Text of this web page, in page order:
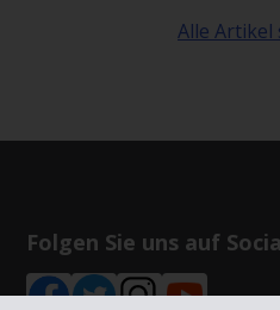
Alle Artikel
Folgen Sie uns auf